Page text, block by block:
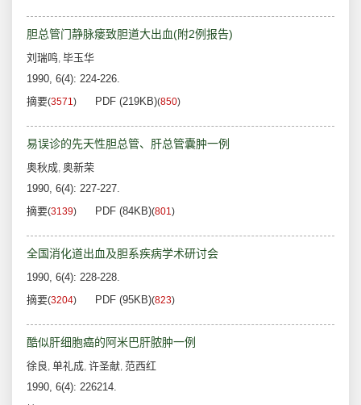
胆总管门静脉瘘致胆道大出血(附2例报告)
刘瑞鸣, 毕玉华
1990, 6(4): 224-226.
摘要(3571) PDF (219KB)(850)
易误诊的先天性胆总管、肝总管囊肿一例
奥秋成, 奥新荣
1990, 6(4): 227-227.
摘要(3139) PDF (84KB)(801)
全国消化道出血及胆系疾病学术研讨会
1990, 6(4): 228-228.
摘要(3204) PDF (95KB)(823)
酷似肝细胞癌的阿米巴肝脓肿一例
徐良, 单礼成, 许圣献, 范西红
1990, 6(4): 226214.